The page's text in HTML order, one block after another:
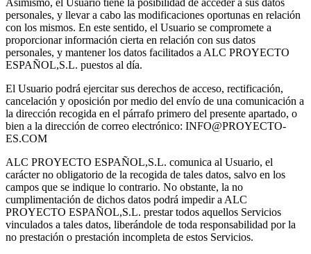
Asimismo, el Usuario tiene la posibilidad de acceder a sus datos
personales, y llevar a cabo las modificaciones oportunas en relación
con los mismos. En este sentido, el Usuario se compromete a
proporcionar información cierta en relación con sus datos
personales, y mantener los datos facilitados a ALC PROYECTO
ESPAÑOL,S.L. puestos al día.
El Usuario podrá ejercitar sus derechos de acceso, rectificación,
cancelación y oposición por medio del envío de una comunicación a
la dirección recogida en el párrafo primero del presente apartado, o
bien a la dirección de correo electrónico: INFO@PROYECTO-
ES.COM
ALC PROYECTO ESPAÑOL,S.L. comunica al Usuario, el
carácter no obligatorio de la recogida de tales datos, salvo en los
campos que se indique lo contrario. No obstante, la no
cumplimentación de dichos datos podrá impedir a ALC
PROYECTO ESPAÑOL,S.L. prestar todos aquellos Servicios
vinculados a tales datos, liberándole de toda responsabilidad por la
no prestación o prestación incompleta de estos Servicios.